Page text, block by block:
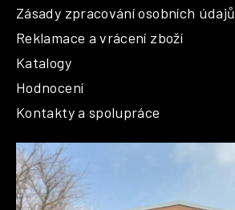
Zásady zpracování osobních údajů
Reklamace a vrácení zboží
Katalogy
Hodnocení
Kontakty a spolupráce